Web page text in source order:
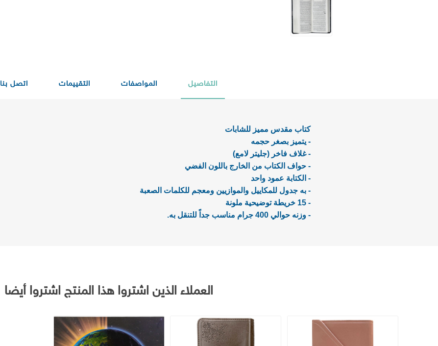
التفاصيل المواصفات التقييمات اتصل بنا
كتاب مقدس مميز للشابات
- يتميز بصغر حجمه
- غلاف فاخر (جليتر لامع)
- حواف الكتاب من الخارج باللون الفضي
- الكتابة عمود واحد
- به جدول للمكاييل والموازيين ومعجم للكلمات الصعبة
- 15 خريطة توضيحية ملونة
- وزنه حوالي 400 جرام مناسب جداً للتنقل به.
العملاء الذين اشتروا هذا المنتج اشتروا أيضا